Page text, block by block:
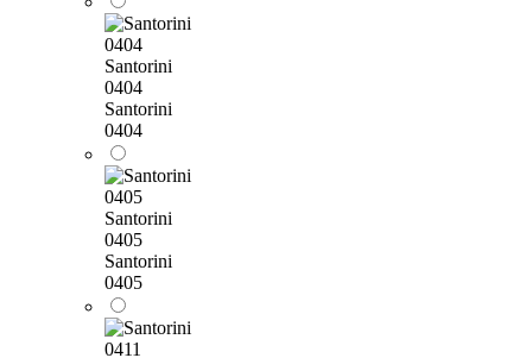
Santorini
0404
Santorini
0404
Santorini
0405
Santorini
0405